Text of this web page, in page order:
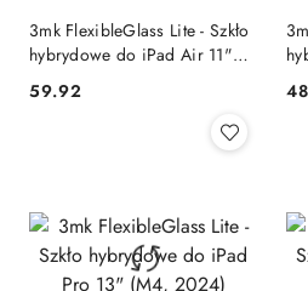
3mk FlexibleGlass Lite - Szkło
hybrydowe do iPad Air 11"
Cena:
59.92